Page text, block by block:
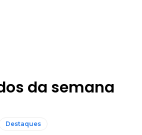
da semana
Destaques